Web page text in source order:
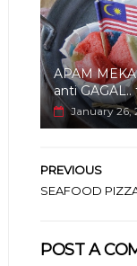
APAM
anti
January 26,
PREVIOUS
SEAFOOD
POST A